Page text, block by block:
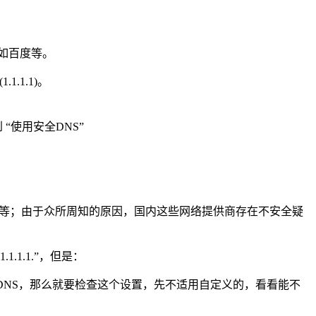
度等。
。
使用安全DNS”
；由于众所周知的原因，国内这些网络提供商存在不安全疑
，但是：
，那么就要检查这个设置，先不适用自定义的，看看能不